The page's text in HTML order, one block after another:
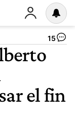
15
el fin